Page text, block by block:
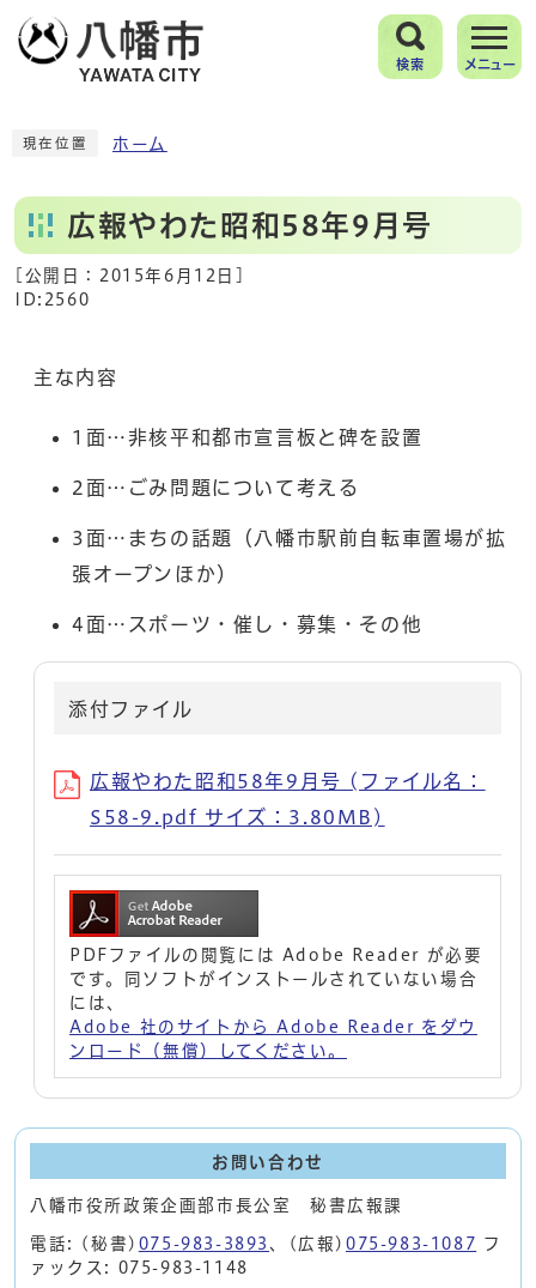
検索 メニュー
現在位置 ホーム
広報やわた昭和58年9月号
[公開日： 2015年6月12日
ID:2560
主な内容
1面…非核平和都市宣言板と碑を設置
2面…ごみ問題について考える
3面…まちの話題（八幡市駅前自転車置場が拡
張オープンほか）
4面…スポーツ・催し・募集・その他
添付ファイル
広報やわた昭和58年9月号 (ファイル名：
S58-9.pdf サイズ：3.80MB)
PDFファイルの閲覧には Adobe Reader が必要
です。同ソフトがインストールされていない場合
には、
Adobe 社のサイトから Adobe Reader をダウ
ンロード（無償）してください。
お問い合わせ
八幡市役所政策企画部市長公室 秘書広報課
電話: (秘書) 075-983-3893 、(広報)075-983-1087 フ
ァックス: 075-983-1148